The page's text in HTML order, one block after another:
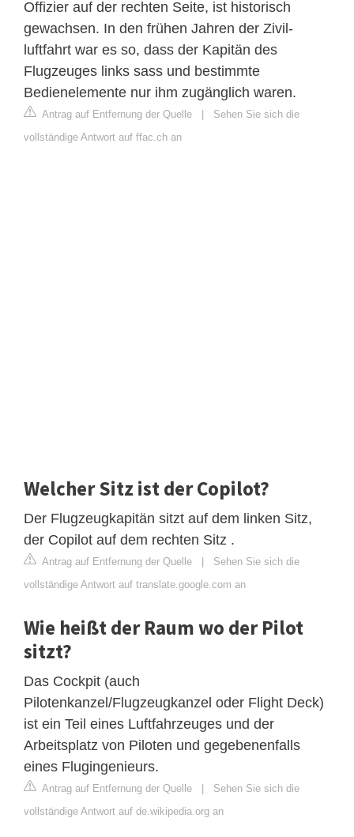
Offizier auf der rechten Seite, ist historisch
gewachsen. In den frühen Jahren der Zivil-
luftfahrt war es so, dass der Kapitän des
Flugzeuges links sass und bestimmte
Bedienelemente nur ihm zugänglich waren.
Antrag auf Entfernung der Quelle
Sehen Sie sich die
vollständige Antwort auf ffac.ch an
Welcher Sitz ist der Copilot?
Der Flugzeugkapitän sitzt auf dem linken Sitz,
der Copilot auf dem rechten Sitz .
Antrag auf Entfernung der Quelle
Sehen Sie sich die
vollständige Antwort auf translate.google.com an
Wie heißt der Raum wo der Pilot
sitzt?
Das Cockpit (auch
Pilotenkanzel/Flugzeugkanzel oder Flight Deck)
ist ein Teil eines Luftfahrzeuges und der
Arbeitsplatz von Piloten und gegebenenfalls
eines Flugingenieurs.
Antrag auf Entfernung der Quelle
Sehen Sie sich die
vollständige Antwort auf de.wikipedia.org an